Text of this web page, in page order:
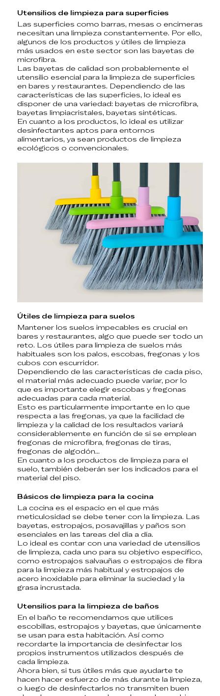
Utensilios de limpieza para superficies
Las superficies como barras, mesas o encimeras
necesitan una limpieza constantemente. Por ello,
algunos de los productos y útiles de limpieza
más usados en este sector son las bayetas de
microfibra.
Las bayetas de calidad son probablemente el
utensilio esencial para la limpieza de superficies
en bares y restaurantes. Dependiendo de las
características de las superficies, lo ideal es
disponer de una variedad: bayetas de microfibra,
bayetas limpiacristales, bayetas sintéticas.
En cuanto a los productos, lo ideal es utilizar
desinfectantes aptos para entornos
alimentarios, ya sean productos de limpieza
ecológicos o convencionales.
Útiles de limpieza para suelos
Mantener los suelos impecables es crucial en
bares y restaurantes, algo que puede ser todo un
reto. Los útiles para limpieza de suelos más
habituales son los palos, escobas, fregonas y los
cubos con escurridor.
Dependiendo de las características de cada piso,
el material más adecuado puede variar, por lo
que es importante elegir escobas y fregonas
adecuadas para cada material.
Esto es particularmente importante en lo que
respecta a las fregonas, ya que la facilidad de
limpieza y la calidad de los resultados variará
considerablemente en función de si se emplean
fregonas de microfibra, fregonas de tiras,
fregonas de algodón…
En cuanto a los productos de limpieza para el
suelo, también deberán ser los indicados para el
material del piso.
Básicos de limpieza para la cocina
La cocina es el espacio en el que más
meticulosidad se debe tener con la limpieza. Las
bayetas, estropajos, posavajillas y paños son
esenciales en las tareas del día a día.
Lo ideal es contar con una variedad de utensilios
de limpieza, cada uno para su objetivo específico,
como estropajos salvauñas o estropajos de fibra
para la limpieza más habitual y estropajos de
acero inoxidable para eliminar la suciedad y la
grasa incrustada.
Utensilios para la limpieza de baños
En el baño te recomendamos que utilices
escobillas, estropajos y bayetas, que únicamente
se usan para esta habitación. Así como
recordarte la importancia de desinfectar los
propios instrumentos utilizados después de
cada limpieza.
Ahora bien, si tus útiles más que ayudarte te
hacen hacer esfuerzo de más durante la limpieza,
o luego de desinfectarlos no transmiten buen